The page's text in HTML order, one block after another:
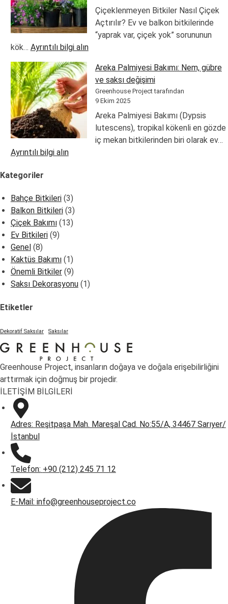
Türü
(İç
Mekân)
Çiçeklenmeyen Bitkiler Nasıl Çiçek
Açtırılır? Ev ve balkon bitkilerinde
“yaprak var, çiçek yok” sorununun
kök… Ayrıntılı bilgi alın:
Bitkiler
Nasıl
Çiçek
Işık–
sıcaklık–
besin
Areka Palmiyesi Bakımı: Nem, gübre
ve saksı değişimi
Greenhouse Project tarafından
9 Ekim 2025
Areka Palmiyesi Bakımı (Dypsis
lutescens), tropikal kökenli en gözde
iç mekan bitkilerinden biri olarak ev…
Ayrıntılı bilgi alın:
Nem,
gübre
ve
Kategoriler
Bahçe Bitkileri(3)
Balkon Bitkileri(3)
Çiçek Bakımı(13)
Ev Bitkileri(9)
Genel (8)
Kaktüs Bakımı(1)
Önemli Bitkiler(9)
Saksı Dekorasyonu(1)
Etiketler
Dekoratif Saksılar Saksılar
Greenhouse Project, insanların doğaya ve doğala erişebilirliğini
arttırmak için doğmuş bir projedir.
İLETİŞİM BİLGİLERİ
Adres: Reşitpaşa Mah. Mareşal Cad. No:55/A, 34467 Sarıyer/
İstanbul
Telefon: +90 (212) 245 71 12
E-Mail: info@greenhouseproject.co